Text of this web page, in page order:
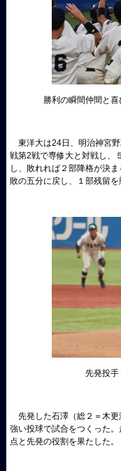
勝利の瞬間仲間と喜び
東洋大は24日、明治神宮
戦第2戦で専修大と対戦し、
し、敗れれば２部降格が決
敗の五分に戻し、１部残留を
先発投手＝
先発した石澤（総２＝木更
強い投球で試合をつくった
点と先発の役割を果たした。